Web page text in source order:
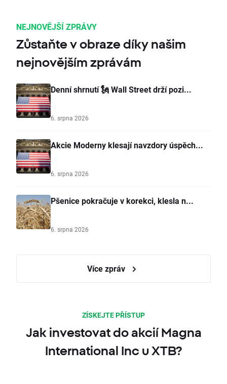
NEJNOVĚJŠÍ ZPRÁVY
Zůstaňte v obraze díky našim
nejnovějším zprávám
Denní shrnutí 🗽 Wall Street drží pozi...
6. srpna 2026
Akcie Moderny klesají navzdory úspěch...
6. srpna 2026
Pšenice pokračuje v korekci, klesla n...
6. srpna 2026
Více zpráv
ZÍSKEJTE PŘÍSTUP
Jak investovat do akcií Magna
International Inc u XTB?